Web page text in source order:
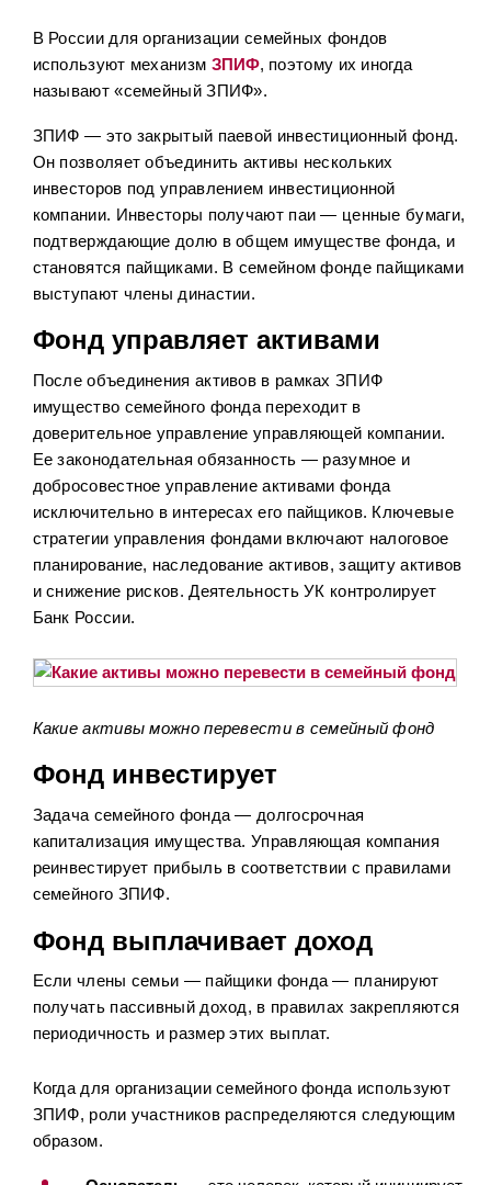
В России для организации семейных фондов
используют механизм ЗПИФ, поэтому их иногда
называют «семейный ЗПИФ».
ЗПИФ — это закрытый паевой инвестиционный фонд.
Он позволяет объединить активы нескольких
инвесторов под управлением инвестиционной
компании. Инвесторы получают паи — ценные бумаги,
подтверждающие долю в общем имуществе фонда, и
становятся пайщиками. В семейном фонде пайщиками
выступают члены династии.
Фонд управляет активами
После объединения активов в рамках ЗПИФ
имущество семейного фонда переходит в
доверительное управление управляющей компании.
Ее законодательная обязанность — разумное и
добросовестное управление активами фонда
исключительно в интересах его пайщиков. Ключевые
стратегии управления фондами включают налоговое
планирование, наследование активов, защиту активов
и снижение рисков. Деятельность УК контролирует
Банк России.
Какие активы можно перевести в семейный фонд
Фонд инвестирует
Задача семейного фонда — долгосрочная
капитализация имущества. Управляющая компания
реинвестирует прибыль в соответствии с правилами
семейного ЗПИФ.
Фонд выплачивает доход
Если члены семьи — пайщики фонда — планируют
получать пассивный доход, в правилах закрепляются
периодичность и размер этих выплат.
Когда для организации семейного фонда используют
ЗПИФ, роли участников распределяются следующим
образом.